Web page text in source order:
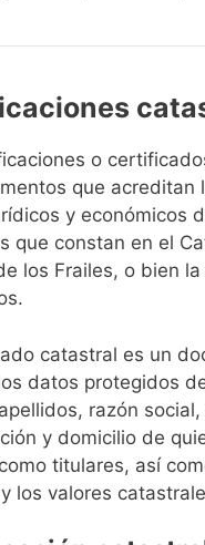
o
que acreditan
y económicos
que constan en el
los Frailes, o bien
catastral es un
datos protegidos
razón
y domicilio de
titulares, así
los valores